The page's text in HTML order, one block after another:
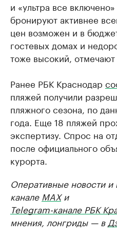
и «ультра все
бронируют активнее
цен возможен и в
гостевых домах и
тоже высокий, отмечают
Ранее РБК Краснодар
пляжей получили
пляжного сезона, по
года. Еще 18 пляжей
экспертизу. Спрос на
после официального
курорта.
Оперативные новости
канале MAXи
Telegram-канале РБК
мнения, лонгриды — в